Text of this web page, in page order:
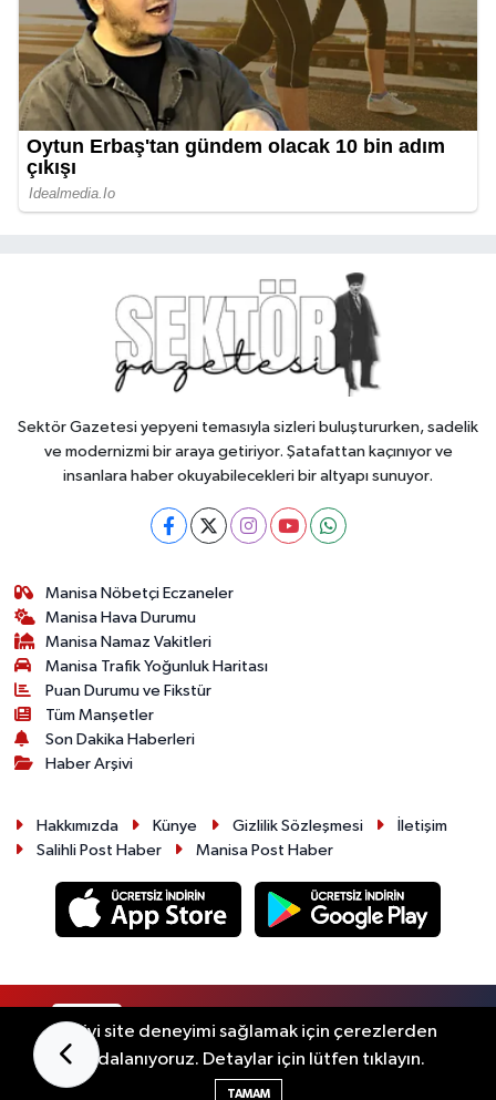
Sektör Gazetesi yepyeni temasıyla sizleri buluştururken, sadelik
ve modernizmi bir araya getiriyor. Şatafattan kaçınıyor ve
insanlara haber okuyabilecekleri bir altyapı sunuyor.
Manisa Nöbetçi Eczaneler
Manisa Hava Durumu
Manisa Namaz Vakitleri
Manisa Trafik Yoğunluk Haritası
Puan Durumu ve Fikstür
Tüm Manşetler
Son Dakika Haberleri
Haber Arşivi
Hakkımızda Künye Gizlilik Sözleşmesi
İletişim
Salihli Post Haber
Manisa Post Haber
RSS Copyright © 2026. Her hakkı saklıdır.
Haber Yazılımı:
En iyi site deneyimi sağlamak için çerezlerden
faydalanıyoruz. Detaylar için lütfen tıklayın.
TAMAM